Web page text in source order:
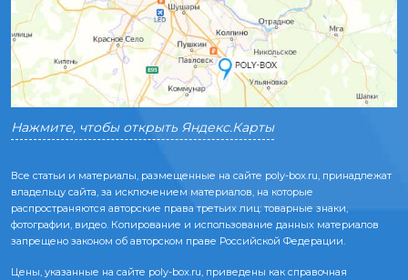
Нажмите, чтобы открыть Яндекс.Карты
Все статьи и материалы, размещенные на сайте poly-box.ru, принадлежат
владельцу сайта, за исключением материалов, на которые
распространяются авторские права третьих лиц: товарные знаки,
фотографии, видео. Копирование и использование данных материалов
запрещено законом об авторском праве Российской Федерации.
Цены, указанные на сайте poly-box.ru, приведены как справочная